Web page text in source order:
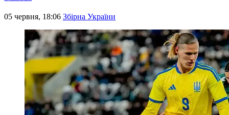
05 червня, 18:06 Збірна України